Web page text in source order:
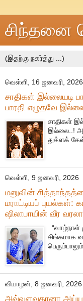
சிந்தனை
வெள்ளி, 16 ஜனவரி, 2026
சாதிகள் இல்லையடி
பாரதி எழுதவே
சாதிகள்
இல்லை..!
துக்ளக்
வெள்ளி, 9 ஜனவரி, 2026
மனுவின்
மராட்டியப் புயல்கள்:
ஷிலாபாயின் வீர
“வாழ்நாள்
சிங்கமாக
வியாழன், 8 ஜனவரி, 2026
அவ்வளவுதானா